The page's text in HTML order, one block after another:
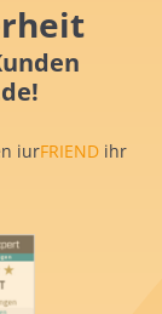
iurFRIEND ihr